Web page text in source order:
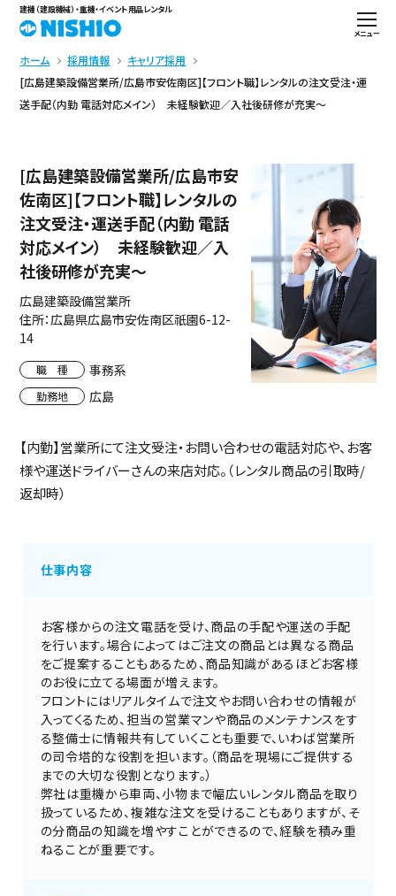
建機（建設機械）・重機・イベント用品レンタル
メニュー
ホーム 採用情報
キャリア採用
[広島建築設備営業所/広島市安佐南区]【フロント職】レンタルの注文受注・運
送手配（内勤 電話対応メイン） 未経験歓迎／入社後研修が充実～
[広島建築設備営業所/広島市安
佐南区]【フロント職】レンタルの
注文受注・運送手配（内勤 電話
対応メイン） 未経験歓迎／入
社後研修が充実～
広島建築設備営業所
住所：広島県広島市安佐南区祇園6-12-
14
職 種 事務系
勤務地 広島
【内勤】営業所にて注文受注・お問い合わせの電話対応や、お客
様や運送ドライバーさんの来店対応。（レンタル商品の引取時/
返却時）
仕事内容
お客様からの注文電話を受け、商品の手配や運送の手配
を行います。場合によってはご注文の商品とは異なる商品
をご提案することもあるため、商品知識があるほどお客様
のお役に立てる場面が増えます。
フロントにはリアルタイムで注文やお問い合わせの情報が
入ってくるため、担当の営業マンや商品のメンテナンスをす
る整備士に情報共有していくことも重要で、いわば営業所
の司令塔的な役割を担います。（商品を現場にご提供する
までの大切な役割となります。）
弊社は重機から車両、小物まで幅広いレンタル商品を取り
扱っているため、複雑な注文を受けることもありますが、そ
の分商品の知識を増やすことができるので、経験を積み重
ねることが重要です。